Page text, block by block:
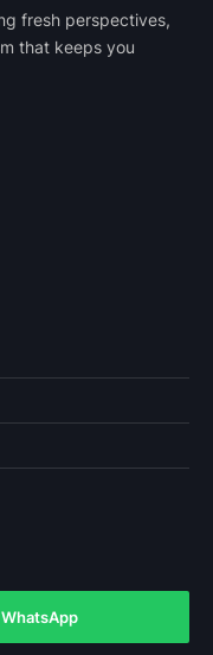
fresh perspectives,
that keeps you
WhatsApp